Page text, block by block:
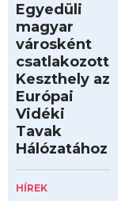
Egyedüli
magyar
városként
csatlakozott
Keszthely az
Európai
Vidéki
Tavak
Hálózatához
HÍREK